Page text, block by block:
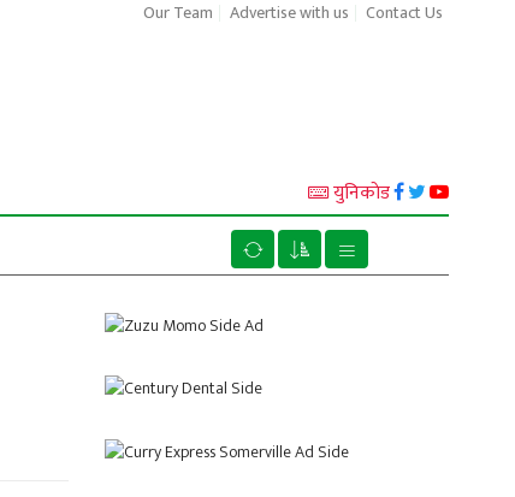
Our Team Advertise with us Contact Us
युनिकाेड